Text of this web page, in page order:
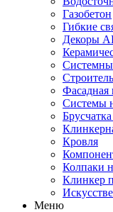
Газобетон
Гибкие
Декоры
Фасадная
Системы
Кровля
Колпаки
Клинкер
Меню